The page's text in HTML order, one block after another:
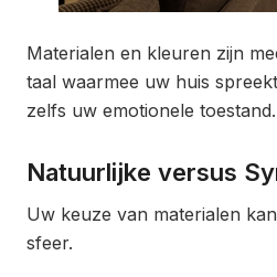
Materialen en kleuren zijn
taal waarmee uw huis
zelfs uw emotionele toestand.
Natuurlijke versus
Uw keuze van materialen
sfeer.